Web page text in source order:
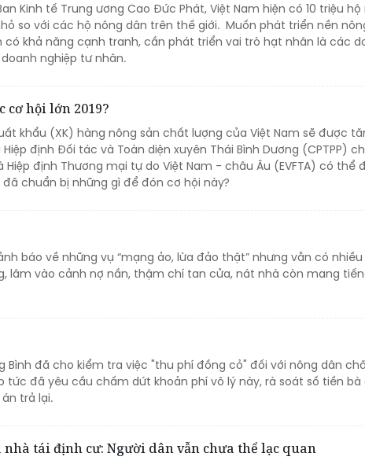
Kinh tế Trung ương Cao Đức Phát, Việt Nam hiện có 10 triệu hộ
so với các hộ nông dân trên thế giới. Muốn phát triển nền
có khả năng cạnh tranh, cần phát triển vai trò hạt nhân là các
nghiệp tư nhân.
cơ hội lớn 2019?
khẩu (XK) hàng nông sản chất lượng của Việt Nam sẽ được
định Đối tác và Toàn diện xuyên Thái Bình Dương (CPTPP)
Hiệp định Thương mại tự do Việt Nam - châu Âu (EVFTA) có thể
đã chuẩn bị những gì để đón cơ hội này?
báo về những vụ “mạng ảo, lừa đảo thật” nhưng vẫn có
lâm vào cảnh nợ nần, thậm chí tan cửa, nát nhà còn mang
Bình đã cho kiểm tra việc "thu phí đồng cỏ" đối với nông dân
tức đã yêu cầu chấm dứt khoản phí vô lý này, rà soát số tiền bà
trả lại.
tái định cư: Người dân vẫn chưa thể lạc quan